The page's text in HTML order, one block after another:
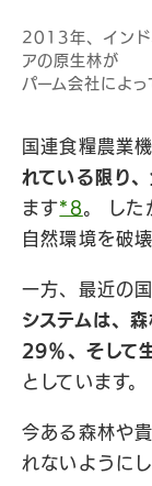
2013年、インド
アの原生林が
パーム会社によ
国連食糧農業
れている限り
ます*8。 した
自然環境を破
一方、最近の
システムは、
29％、そして
としています。
今ある森林や
れないように